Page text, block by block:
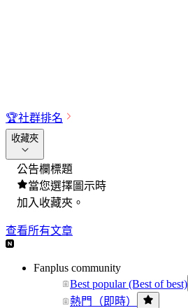
🏆社群排名
收藏夾
公告欄標題
當您選擇圖示時
加入收藏夾。
查看所有文章
Fanplus community
Best popular (Best of best)
熱門（即時）